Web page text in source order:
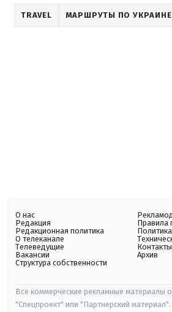
TRAVEL МАРШРУТЫ ПО УКРАИНЕ
О нас
Редакция
Редакционная политика
О телеканале
Телеведущие
Вакансии
Структура собственности
Правила
Контакты
Архив
Все коммерческие рекламные материалы
"Спецпроект" или "Партнерский